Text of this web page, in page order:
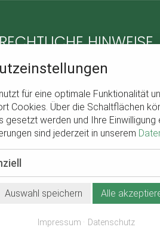
HINWEISE
Navigation
überspringen
Impressum
Datenschutz
für eine optimale Funktionalität
Cookies. Über die Schaltflächen
gesetzt werden und Ihre Einwilligung
sind jederzeit in unserem
Auswahl speichern Alle
Impressum Datenschutz